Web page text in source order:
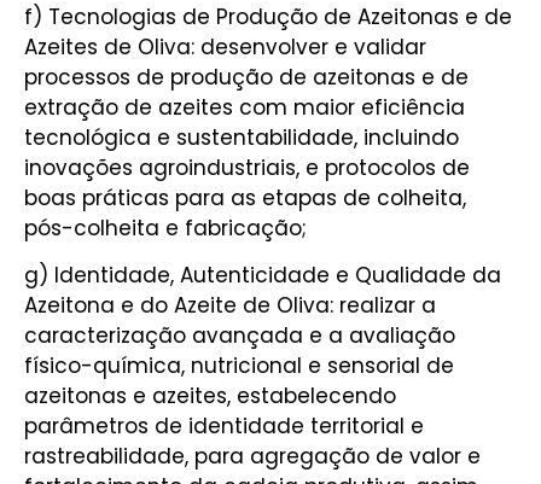
f) Tecnologias de Produção de Azeitonas e de
Azeites de Oliva: desenvolver e validar
processos de produção de azeitonas e de
extração de azeites com maior eficiência
tecnológica e sustentabilidade, incluindo
inovações agroindustriais, e protocolos de
boas práticas para as etapas de colheita,
pós-colheita e fabricação;
g) Identidade, Autenticidade e Qualidade da
Azeitona e do Azeite de Oliva: realizar a
caracterização avançada e a avaliação
físico-química, nutricional e sensorial de
azeitonas e azeites, estabelecendo
parâmetros de identidade territorial e
rastreabilidade, para agregação de valor e